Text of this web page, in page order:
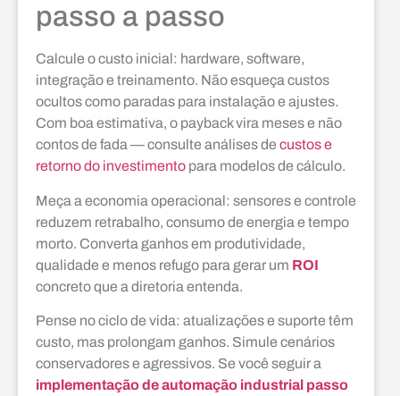
passo a passo
Calcule o custo inicial: hardware, software,
integração e treinamento. Não esqueça custos
ocultos como paradas para instalação e ajustes.
Com boa estimativa, o payback vira meses e não
contos de fada — consulte análises de custos e
retorno do investimento para modelos de cálculo.
Meça a economia operacional: sensores e controle
reduzem retrabalho, consumo de energia e tempo
morto. Converta ganhos em produtividade,
qualidade e menos refugo para gerar um ROI
concreto que a diretoria entenda.
Pense no ciclo de vida: atualizações e suporte têm
custo, mas prolongam ganhos. Simule cenários
conservadores e agressivos. Se você seguir a
implementação de automação industrial passo